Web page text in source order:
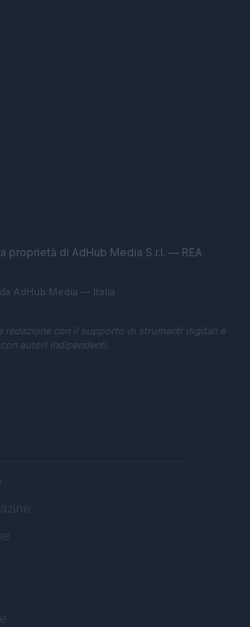
proprietà di AdHub Media S.r.l. — REA
AdHub Media — Italia
redazione con il supporto di strumenti digitali e
autori indipendenti.